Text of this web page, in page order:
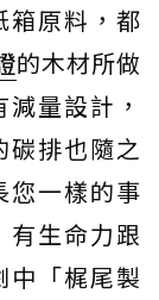
箱原料，都
的木材所做
量設計，
排也隨之
您一樣的事
生命力跟
中「梶尾製